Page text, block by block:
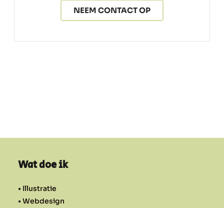
NEEM CONTACT OP
Wat doe ik
• Illustratie
• Webdesign